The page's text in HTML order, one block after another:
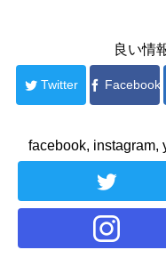
良い情
Twitter Facebook
facebook, instagram,